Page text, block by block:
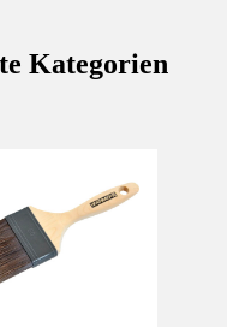
Kategorien